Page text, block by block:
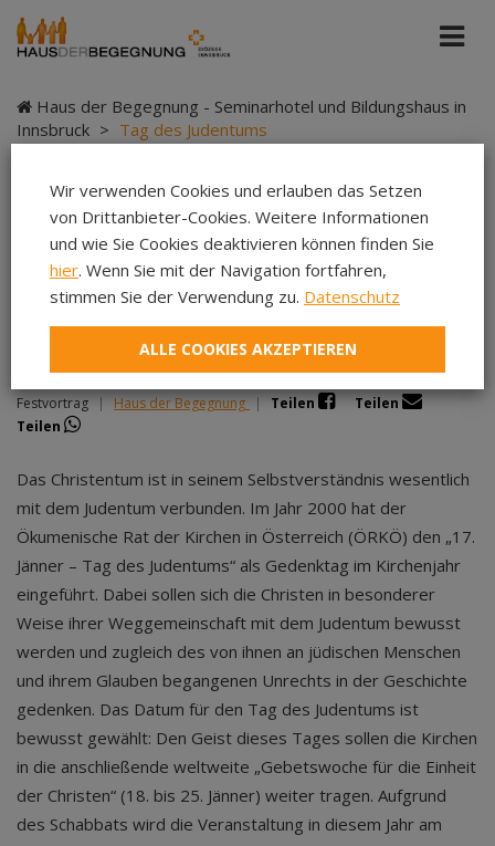
Haus der Begegnung - Seminarhotel und Bildungshaus in
Innsbruck > Tag des Judentums
Tag des Judentums
Festvortrag | Haus der Begegnung | Teilen
Teilen
Teilen
Das Christentum ist in seinem Selbstverständnis wesentlich
mit dem Judentum verbunden. Im Jahr 2000 hat der
Ökumenische Rat der Kirchen in Österreich (ÖRKÖ) den „17.
Jänner – Tag des Judentums“ als Gedenktag im Kirchenjahr
eingeführt. Dabei sollen sich die Christen in besonderer
Weise ihrer Weggemeinschaft mit dem Judentum bewusst
werden und zugleich des von ihnen an jüdischen Menschen
und ihrem Glauben begangenen Unrechts in der Geschichte
gedenken. Das Datum für den Tag des Judentums ist
bewusst gewählt: Den Geist dieses Tages sollen die Kirchen
in die anschließende weltweite „Gebetswoche für die Einheit
der Christen“ (18. bis 25. Jänner) weiter tragen. Aufgrund
des Schabbats wird die Veranstaltung in diesem Jahr am
Wir verwenden Cookies und erlauben das Setzen
von Drittanbieter-Cookies. Weitere Informationen
und wie Sie Cookies deaktivieren können finden Sie
hier. Wenn Sie mit der Navigation fortfahren,
stimmen Sie der Verwendung zu. Datenschutz
ALLE COOKIES AKZEPTIEREN